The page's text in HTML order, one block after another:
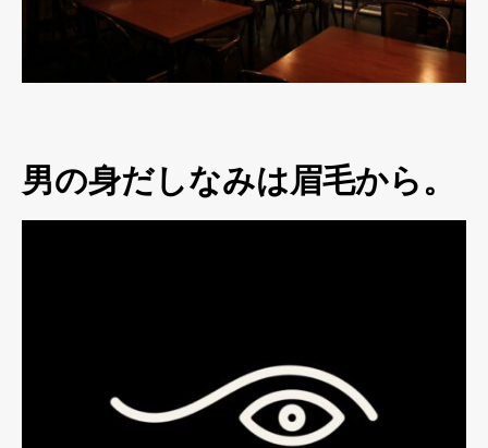
男の身だしなみは眉毛から。